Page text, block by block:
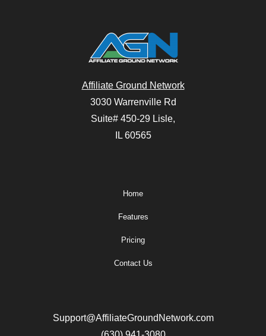
Affiliate Ground Network
3030 Warrenville Rd
Suite# 450-29 Lisle,
IL 60565
Home
Features
Pricing
Contact Us
Support@AffiliateGroundNetwork.com